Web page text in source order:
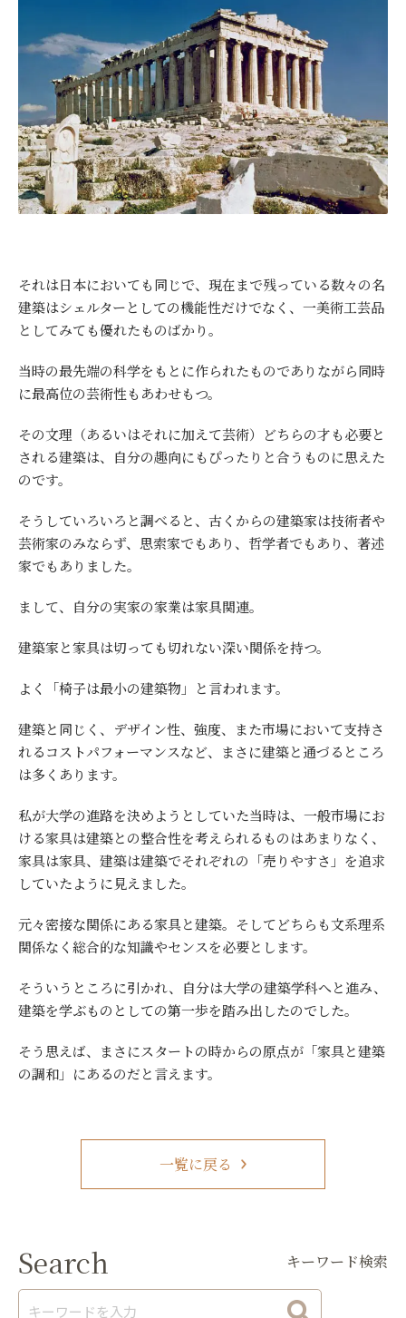
それは日本においても同じで、現在まで残っている数々の名
建築はシェルターとしての機能性だけでなく、一美術工芸品
としてみても優れたものばかり。
当時の最先端の科学をもとに作られたものでありながら同時
に最高位の芸術性もあわせもつ。
その文理（あるいはそれに加えて芸術）どちらの才も必要と
される建築は、自分の趣向にもぴったりと合うものに思えた
のです。
そうしていろいろと調べると、古くからの建築家は技術者や
芸術家のみならず、思索家でもあり、哲学者でもあり、著述
家でもありました。
まして、自分の実家の家業は家具関連。
建築家と家具は切っても切れない深い関係を持つ。
よく「椅子は最小の建築物」と言われます。
建築と同じく、デザイン性、強度、また市場において支持さ
れるコストパフォーマンスなど、まさに建築と通づるところ
は多くあります。
私が大学の進路を決めようとしていた当時は、一般市場にお
ける家具は建築との整合性を考えられるものはあまりなく、
家具は家具、建築は建築でそれぞれの「売りやすさ」を追求
していたように見えました。
元々密接な関係にある家具と建築。そしてどちらも文系理系
関係なく総合的な知識やセンスを必要とします。
そういうところに引かれ、自分は大学の建築学科へと進み、
建築を学ぶものとしての第一歩を踏み出したのでした。
そう思えば、まさにスタートの時からの原点が「家具と建築
の調和」にあるのだと言えます。
一覧に戻る
Search キーワード検索